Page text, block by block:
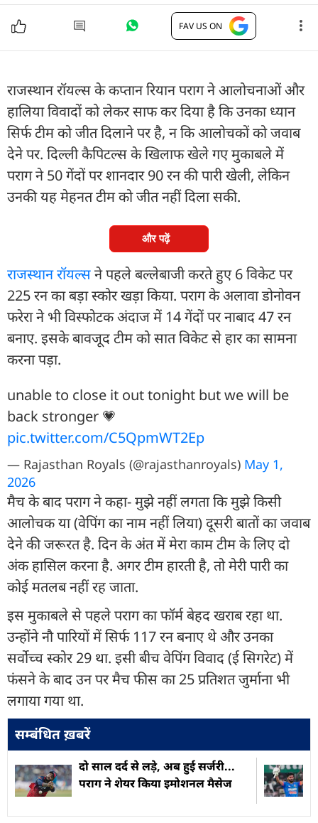
FAV US ON
राजस्थान रॉयल्स के कप्तान रियान पराग ने आलोचनाओं और
हालिया विवादों को लेकर साफ कर दिया है कि उनका ध्यान
सिर्फ टीम को जीत दिलाने पर है, न कि आलोचकों को जवाब
देने पर. दिल्ली कैपिटल्स के खिलाफ खेले गए मुकाबले में
पराग ने 50 गेंदों पर शानदार 90 रन की पारी खेली, लेकिन
उनकी यह मेहनत टीम को जीत नहीं दिला सकी.
और पढ़ें
राजस्थान रॉयल्सने पहले बल्लेबाजी करते हुए 6 विकेट पर
225 रन का बड़ा स्कोर खड़ा किया. पराग के अलावा डोनोवन
फरेरा ने भी विस्फोटक अंदाज में 14 गेंदों पर नाबाद 47 रन
बनाए. इसके बावजूद टीम को सात विकेट से हार का सामना
करना पड़ा.
unable to close it out tonight but we will be
back stronger 💗
pic.twitter.com/C5QpmWT2Ep
— Rajasthan Royals (@rajasthanroyals) May 1,
2026
मैच के बाद पराग ने कहा- मुझे नहीं लगता कि मुझे किसी
आलोचक या (वेपिंग का नाम नहीं लिया) दूसरी बातों का जवाब
देने की जरूरत है. दिन के अंत में मेरा काम टीम के लिए दो
अंक हासिल करना है. अगर टीम हारती है, तो मेरी पारी का
कोई मतलब नहीं रह जाता.
इस मुकाबले से पहले पराग का फॉर्म बेहद खराब रहा था.
उन्होंने नौ पारियों में सिर्फ 117 रन बनाए थे और उनका
सर्वोच्च स्कोर 29 था. इसी बीच वेपिंग विवाद (ई स‍िगरेट) में
फंसने के बाद उन पर मैच फीस का 25 प्रतिशत जुर्माना भी
लगाया गया था.
सम्बंधित ख़बरें
दो साल दर्द से लड़े, अब हुई सर्जरी...
पराग ने शेयर किया इमोशनल मैसेज